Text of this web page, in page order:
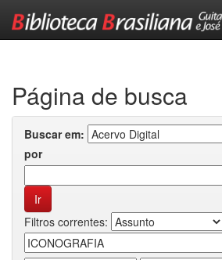
Página de busca
Buscar em:
por
Filtros correntes: